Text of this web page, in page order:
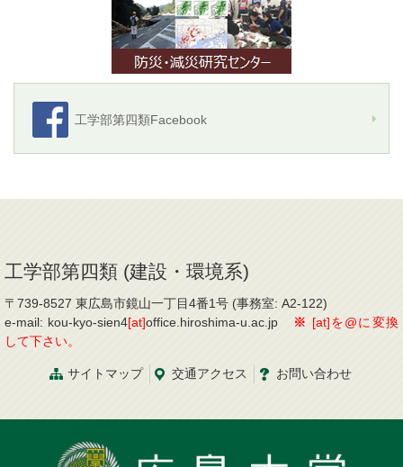
工学部第四類Facebook
工学部第四類 (建設・環境系)
〒739-8527 東広島市鏡山一丁目4番1号 (事務室: A2-122)
e-mail: kou-kyo-sien4[at]office.hiroshima-u.ac.jp ※ [at]を@に変換
して下さい。
サイトマップ 交通アクセス お問い合わせ